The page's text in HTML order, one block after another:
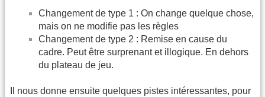
Changement de type 1 : On change quelque chose,
mais on ne modifie pas les règles
Changement de type 2 : Remise en cause du
cadre. Peut être surprenant et illogique. En dehors
du plateau de jeu.
Il nous donne ensuite quelques pistes intéressantes, pour